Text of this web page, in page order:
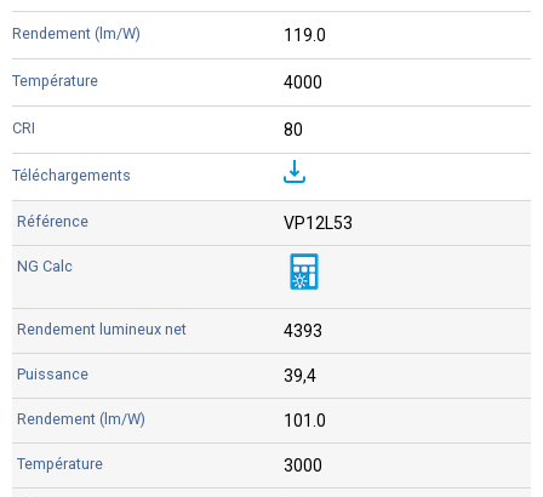
119.0
4000
80
VP12L53
4393
39,4
101.0
3000